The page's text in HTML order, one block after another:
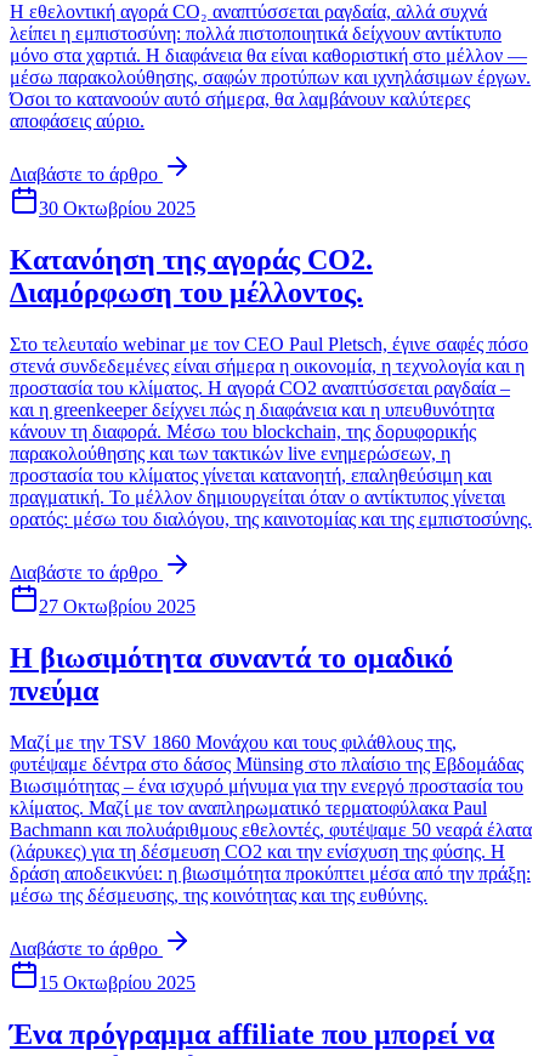
Η εθελοντική αγορά CO₂ αναπτύσσεται ραγδαία, αλλά συχνά
λείπει η εμπιστοσύνη: πολλά πιστοποιητικά δείχνουν αντίκτυπο
μόνο στα χαρτιά. Η διαφάνεια θα είναι καθοριστική στο μέλλον —
μέσω παρακολούθησης, σαφών προτύπων και ιχνηλάσιμων έργων.
Όσοι το κατανοούν αυτό σήμερα, θα λαμβάνουν καλύτερες
αποφάσεις αύριο.
Διαβάστε το άρθρο
30 Οκτωβρίου 2025
Κατανόηση της αγοράς CO2.
Διαμόρφωση του μέλλοντος.
Στο τελευταίο webinar με τον CEO Paul Pletsch, έγινε σαφές πόσο
στενά συνδεδεμένες είναι σήμερα η οικονομία, η τεχνολογία και η
προστασία του κλίματος. Η αγορά CO2 αναπτύσσεται ραγδαία –
και η greenkeeper δείχνει πώς η διαφάνεια και η υπευθυνότητα
κάνουν τη διαφορά. Μέσω του blockchain, της δορυφορικής
παρακολούθησης και των τακτικών live ενημερώσεων, η
προστασία του κλίματος γίνεται κατανοητή, επαληθεύσιμη και
πραγματική. Το μέλλον δημιουργείται όταν ο αντίκτυπος γίνεται
ορατός: μέσω του διαλόγου, της καινοτομίας και της εμπιστοσύνης.
Διαβάστε το άρθρο
27 Οκτωβρίου 2025
Η βιωσιμότητα συναντά το ομαδικό
πνεύμα
Μαζί με την TSV 1860 Μονάχου και τους φιλάθλους της,
φυτέψαμε δέντρα στο δάσος Münsing στο πλαίσιο της Εβδομάδας
Βιωσιμότητας – ένα ισχυρό μήνυμα για την ενεργό προστασία του
κλίματος. Μαζί με τον αναπληρωματικό τερματοφύλακα Paul
Bachmann και πολυάριθμους εθελοντές, φυτέψαμε 50 νεαρά έλατα
(λάρυκες) για τη δέσμευση CO2 και την ενίσχυση της φύσης. Η
δράση αποδεικνύει: η βιωσιμότητα προκύπτει μέσα από την πράξη:
μέσω της δέσμευσης, της κοινότητας και της ευθύνης.
Διαβάστε το άρθρο
15 Οκτωβρίου 2025
Ένα πρόγραμμα affiliate που μπορεί να